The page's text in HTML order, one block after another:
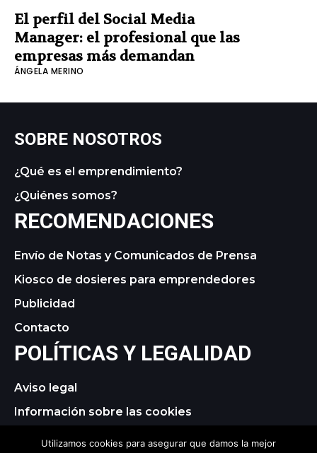
El perfil del Social Media
Manager: el profesional que las
empresas más demandan
ÁNGELA MERINO
SOBRE NOSOTROS
¿Qué es el emprendimiento?
¿Quiénes somos?
RECOMENDACIONES
Envío de Notas y Comunicados de Prensa
Kiosco de dosieres para emprendedores
Publicidad
Contacto
POLÍTICAS Y LEGALIDAD
Aviso legal
Información sobre las cookies
Utilizamos cookies para asegurar que damos la mejor